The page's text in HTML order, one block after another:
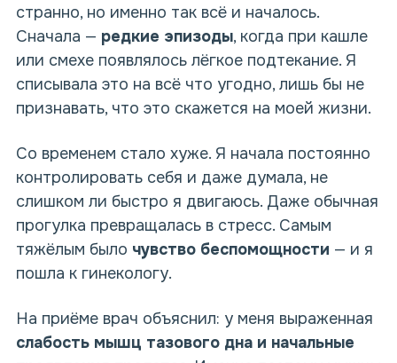
странно, но именно так всё и началось.
Сначала — редкие эпизоды, когда при кашле
или смехе появлялось лёгкое подтекание. Я
списывала это на всё что угодно, лишь бы не
признавать, что это скажется на моей жизни.
Со временем стало хуже. Я начала постоянно
контролировать себя и даже думала, не
слишком ли быстро я двигаюсь. Даже обычная
прогулка превращалась в стресс. Самым
тяжёлым было чувство беспомощности — и я
пошла к гинекологу.
На приёме врач объяснил: у меня выраженная
слабость мышц тазового дна и начальные